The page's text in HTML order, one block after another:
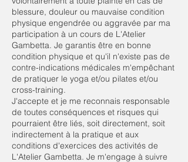
blessure, douleur ou mauvaise condition
physique engendrée ou aggravée par ma
participation à un cours de L'Atelier
Gambetta. Je garantis être en bonne
condition physique et qu'il n'existe pas de
contre-indications médicales m'empêchant
de pratiquer le yoga et/ou pilates et/ou
cross-training.
J'accepte et je me reconnais responsable
de toutes conséquences et risques qui
pourraient être liés, soit directement, soit
indirectement à la pratique et aux
conditions d'exercices des activités de
L'Atelier Gambetta. Je m'engage à suivre